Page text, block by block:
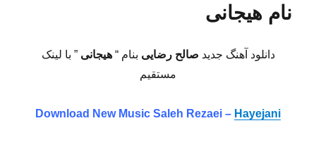
نام هیجانی
دانلود آهنگ جدید صالح رضایی بنام “ هیجانی” با لینک
مستقیم
Download New Music Saleh Rezaei – Hayejani